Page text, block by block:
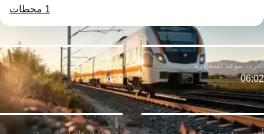
1 محطات
06:02 $٥٠